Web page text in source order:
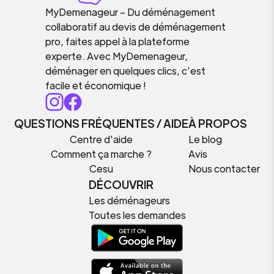
MyDemenageur – Du déménagement
collaboratif au devis de déménagement
pro, faites appel à la plateforme
experte. Avec MyDemenageur,
déménager en quelques clics, c’est
facile et économique !
QUESTIONS FRÉQUENTES / AIDE
Centre d'aide
Comment ça marche ?
Cesu
À PROPOS
Le blog
Avis
Nous contacter
DÉCOUVRIR
Les déménageurs
Toutes les demandes